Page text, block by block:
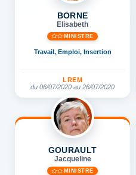
BORNE
Elisabeth
MINISTRE
Travail, Emploi, Insertion
LREM
du 06/07/2020 au 26/07/2020
GOURAULT
Jacqueline
MINISTRE